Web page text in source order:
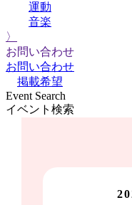
運動
音楽
〉
お問い合わせ
お問い合わせ
掲載希望
Event Search
イベント検索